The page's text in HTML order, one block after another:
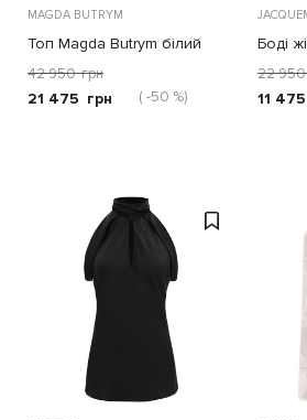
MAGDA BUTRYM
Топ Magda Butrym білий
42 950 грн
21 475 грн ( -50 %)
Боді
22 950
11 475